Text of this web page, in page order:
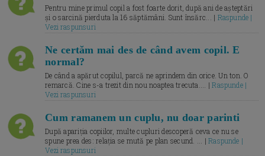
Pentru mine primul copil a fost foarte dorit, după ani de așteptări
și o sarcină pierduta la 16 săptămâni. Sunt însărc... | Raspunde |
Vezi raspunsuri
Ne certăm mai des de când avem copil. E
normal?
De când a apărut copilul, parcă ne aprindem din orice. Un ton. O
remarcă. Cine s-a trezit din nou noaptea trecuta.... |Raspunde |
Vezi raspunsuri
Cum ramanem un cuplu, nu doar parinti
După apariția copiilor, multe cupluri descoperă ceva ce nu se
spune prea des: relația se mută pe plan secund. ... |Raspunde |
Vezi raspunsuri